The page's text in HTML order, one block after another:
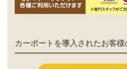
カーポートを導入されたお客様